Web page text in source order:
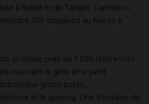
à Rabat et de Tanger. L’ambition
100 magasins au Maroc à
propose près de 1.500 références
couvrant le gros et le petit
grand public,
et le gaming. Une trentaine de